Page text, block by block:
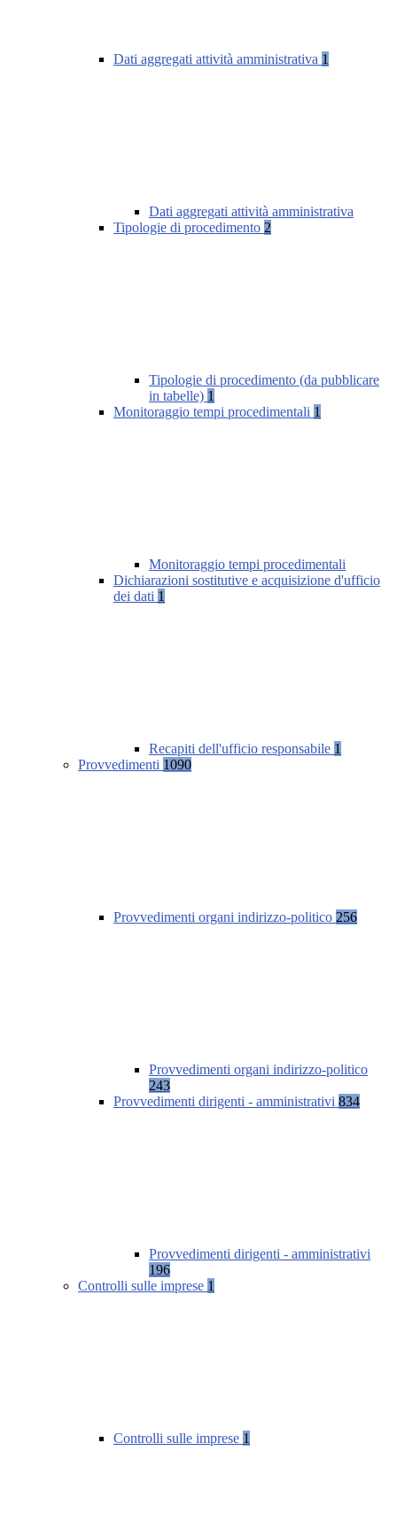
Dati aggregati attività amministrativa 1
Dati aggregati attività amministrativa
Tipologie di procedimento 2
Tipologie di procedimento (da pubblicare
in tabelle) 1
Monitoraggio tempi procedimentali 1
Monitoraggio tempi procedimentali
Dichiarazioni sostitutive e acquisizione d'ufficio
dei dati 1
Recapiti dell'ufficio responsabile 1
Provvedimenti 1090
Provvedimenti organi indirizzo-politico 256
Provvedimenti organi indirizzo-politico
243
Provvedimenti dirigenti - amministrativi 834
Provvedimenti dirigenti - amministrativi
196
Controlli sulle imprese 1
Controlli sulle imprese 1